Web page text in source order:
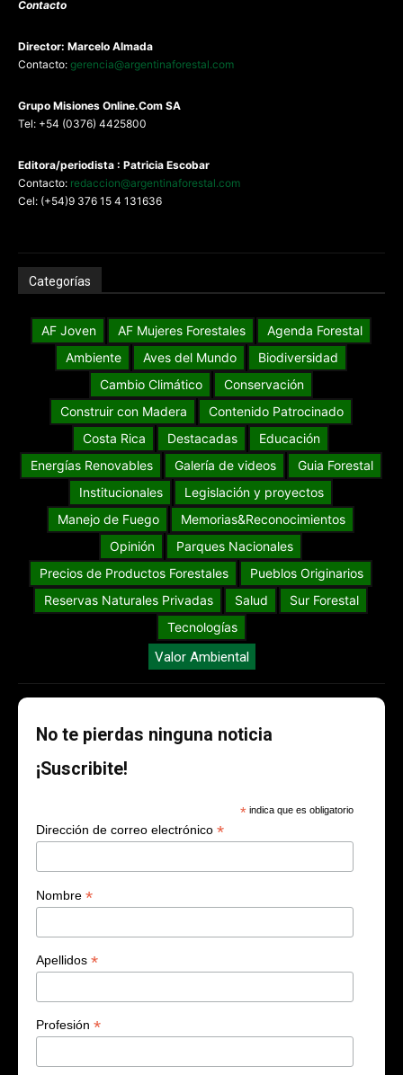
Contacto
Director: Marcelo Almada
Contacto: gerencia@argentinaforestal.com
Grupo Misiones Online.Com SA
Tel: +54 (0376) 4425800
Editora/periodista : Patricia Escobar
Contacto: redaccion@argentinaforestal.com
Cel: (+54)9 376 15 4 131636
Categorías
AF Joven AF Mujeres Forestales
Agenda Forestal
Ambiente
Aves del Mundo
Biodiversidad
Cambio Climático
Conservación
Construir con Madera
Contenido Patrocinado
Costa Rica
Destacadas
Educación
Energías Renovables
Galería de videos
Guia Forestal
Institucionales
Legislación y proyectos
Manejo de Fuego
Memorias&Reconocimientos
Opinión
Parques Nacionales
Precios de Productos Forestales
Pueblos Originarios
Reservas Naturales Privadas
Salud
Sur Forestal
Tecnologías
Valor Ambiental
No te pierdas ninguna noticia
¡Suscribite!
* indica que es obligatorio
Dirección de correo electrónico *
Nombre *
Apellidos *
Profesión *